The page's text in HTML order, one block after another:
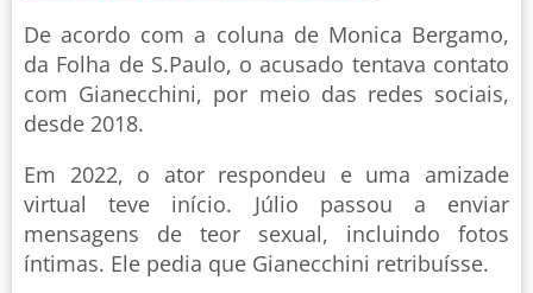
De acordo com a coluna de Monica Bergamo,
da Folha de S.Paulo, o acusado tentava contato
com Gianecchini, por meio das redes sociais,
desde 2018.
Em 2022, o ator respondeu e uma amizade
virtual teve início. Júlio passou a enviar
mensagens de teor sexual, incluindo fotos
íntimas. Ele pedia que Gianecchini retribuísse.